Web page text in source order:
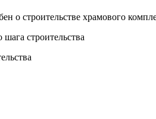
о строительстве храмового
строительства